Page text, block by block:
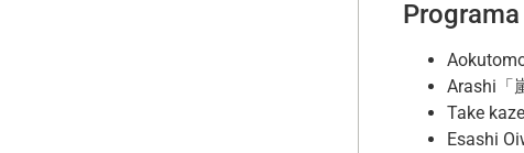
Programa
Arashi「
Take
Esashi